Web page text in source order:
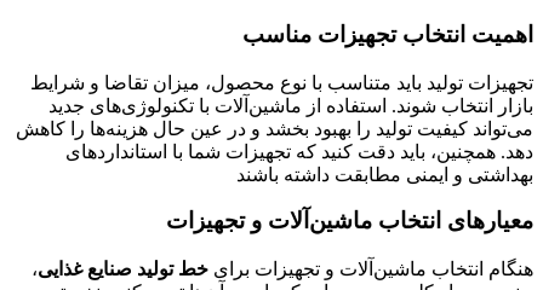
اهمیت انتخاب تجهیزات مناسب
تجهیزات تولید باید متناسب با نوع محصول، میزان تقاضا و شرایط
بازار انتخاب شوند. استفاده از ماشین‌آلات با تکنولوژی‌های جدید
می‌تواند کیفیت تولید را بهبود بخشد و در عین حال هزینه‌ها را کاهش
دهد. همچنین، باید دقت کنید که تجهیزات شما با استانداردهای
بهداشتی و ایمنی مطابقت داشته باشند
معیارهای انتخاب ماشین‌آلات و تجهیزات
هنگام انتخاب ماشین‌آلات و تجهیزات برای خط تولید صنایع غذایی،